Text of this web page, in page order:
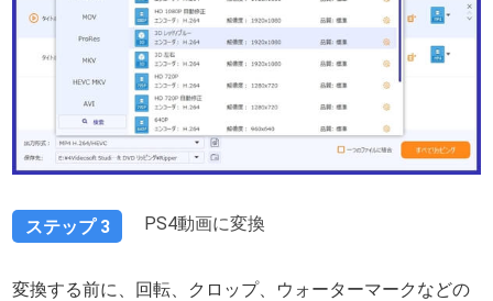
ステップ 3 PS4動画に変換
変換する前に、回転、クロップ、ウォーターマークなどの